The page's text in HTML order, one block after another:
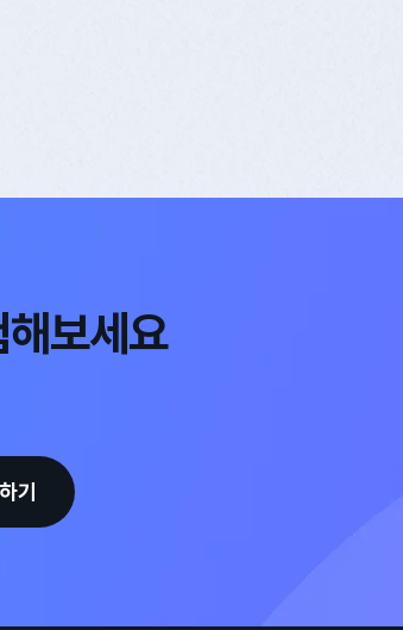
보세요
기